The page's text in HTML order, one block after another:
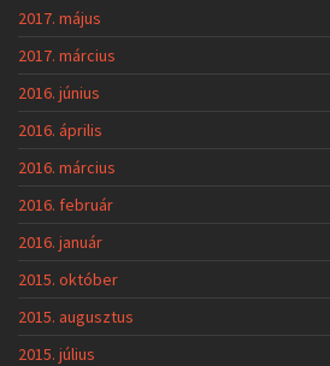
2017. május
2017. március
2016. június
2016. április
2016. március
2016. február
2016. január
2015. október
2015. augusztus
2015. július